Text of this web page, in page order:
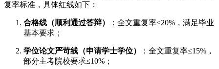
复率标准，具体红线如下：
合格线（顺利通过答辩）
：全文重复率≤20%，满足毕业
基本要求；
学位论文严苛线（申请学士学位）
：全文重复率≤15%，
部分主考院校要求≤10%；